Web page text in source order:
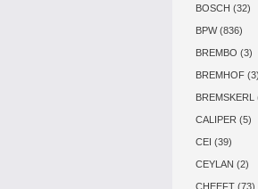
BOSCH (32)
BPW (836)
BREMBO (3)
BREMHOF (3)
BREMSKERL
CALIPER (5)
CEI (39)
CEYLAN (2)
CHEEFT (73)